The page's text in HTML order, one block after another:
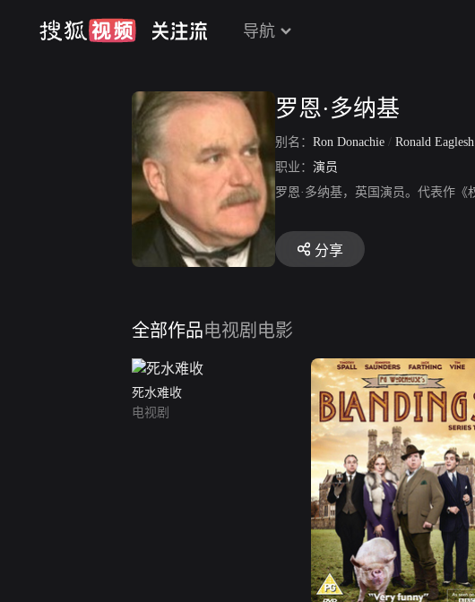
导航
罗恩·多纳基
别名： Ron Donachie / Ronald Eaglesham Porter
职业： 演员
分享
全部作品电视剧 电影
死水难收
电视剧